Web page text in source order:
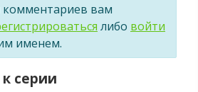
комментариев вам
либо войти
именем.
серии